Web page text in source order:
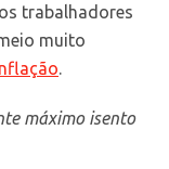
trabalhadores
muito
máximo isento